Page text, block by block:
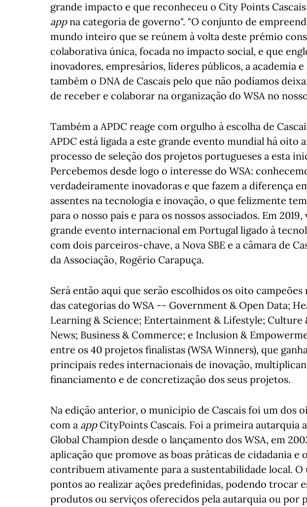
grande impacto e que reconheceu o City Points
appna categoria de governo". "O conjunto de
mundo inteiro que se reúnem à volta deste prémio
colaborativa única, focada no impacto social, e que
inovadores, empresários, líderes públicos, a academia
também o DNA de Cascais pelo que não podíamos
de receber e colaborar na organização do WSA no
Também a APDC reage com orgulho à escolha de
APDC está ligada a este grande evento mundial há oito
processo de seleção dos projetos portugueses a esta
Percebemos desde logo o interesse do WSA:
verdadeiramente inovadoras e que fazem a diferença
assentes na tecnologia e inovação, o que felizmente
para o nosso país e para os nossos associados. Em
grande evento internacional em Portugal ligado à
com dois parceiros-chave, a Nova SBE e a câmara de
da Associação, Rogério Carapuça.
Será então aqui que serão escolhidos os oito campeões
das categorias do WSA -- Government & Open Data;
Learning & Science; Entertainment & Lifestyle; Culture
News; Business & Commerce; e Inclusion &
entre os 40 projetos finalistas (WSA Winners), que
principais redes internacionais de inovação,
financiamento e de concretização dos seus projetos.
Na edição anterior, o município de Cascais foi um dos
com a appCityPoints Cascais. Foi a primeira autarquia
Global Champion desde o lançamento dos WSA, em
aplicação que promove as boas práticas de cidadania e
contribuem ativamente para a sustentabilidade local.
pontos ao realizar ações predefinidas, podendo trocar
produtos ou serviços oferecidos pela autarquia ou por